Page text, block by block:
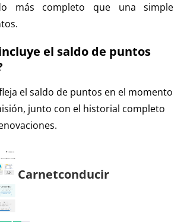
más completo que una simple
el saldo de puntos
el saldo de puntos en el momento
junto con el historial completo
Carnetconducir